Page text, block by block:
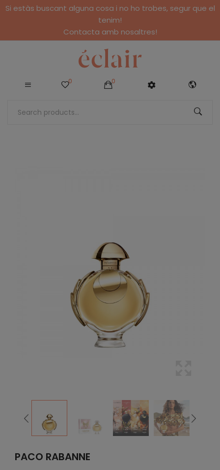
Si estàs buscant alguna cosa i no ho trobes, segur que el
tenim!
Contacta amb nosaltres!
0 0
PACO RABANNE